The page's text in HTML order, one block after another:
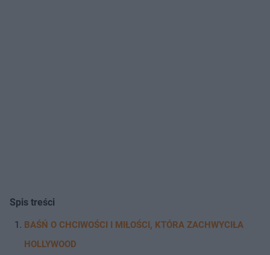
Spis treści
BAŚŃ O CHCIWOŚCI I MIŁOŚCI, KTÓRA ZACHWYCIŁA
HOLLYWOOD